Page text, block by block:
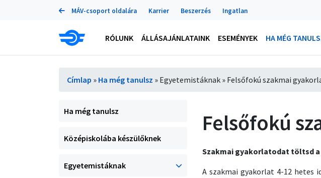
Portálok
MÁV-csoport oldalára Karrier Beszerzés Ingatlan
Main
navigation
RÓLUNK ÁLLÁSAJÁNLATAINK ESEMÉNYEK HA MÉG
Morzsa
Címlap Ha még tanulsz Egyetemistáknak Felsőfokú szakmai
Almenü
Ha még tanulsz
Középiskolába készülőknek
Egyetemistáknak
Felsőfokú
Szakmai gyakorlatodat töltsd a
A szakmai gyakorlat 4-12 hetes